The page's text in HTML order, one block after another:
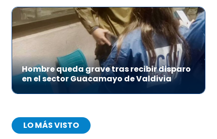
Hombre queda grave tras recibir disparo
en el sector Guacamayo de Valdivia
LO MÁS VISTO